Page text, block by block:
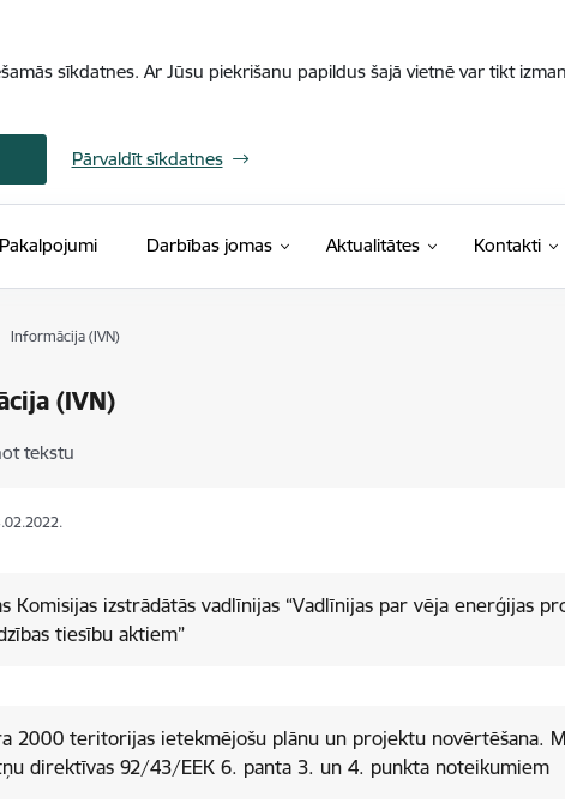
sīkdatnes. Ar Jūsu piekrišanu papildus šajā vietnē var tikt
Pārvaldīt sīkdatnes
Pakalpojumi Darbības jomas Aktualitātes Kontakti
Informācija (IVN)
(IVN)
tekstu
Komisijas izstrādātās vadlīnijas “Vadlīnijas par vēja enerģijas
tiesību aktiem”
2000 teritorijas ietekmējošu plānu un projektu novērtēšana.